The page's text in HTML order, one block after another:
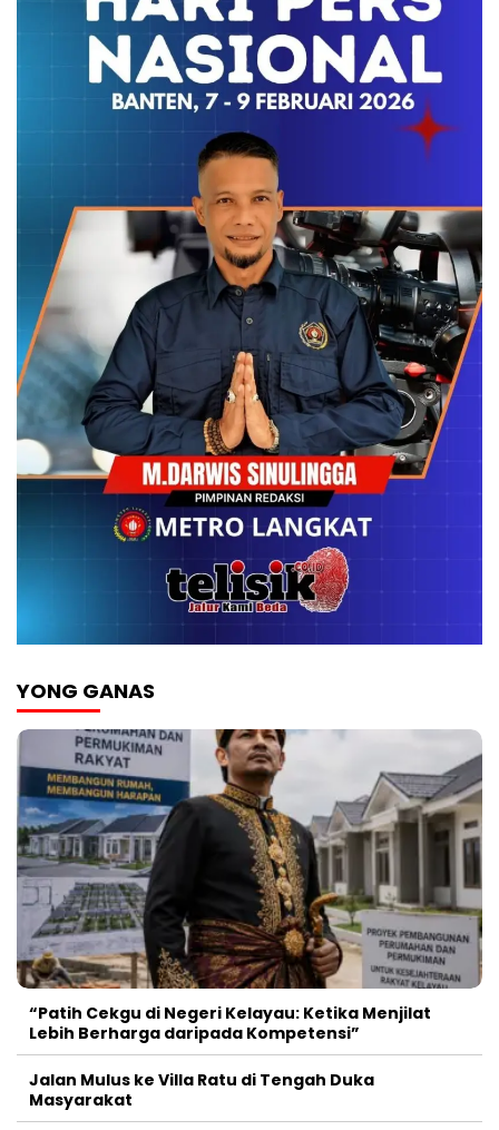
YONG GANAS
“Patih Cekgu di Negeri Kelayau: Ketika Menjilat
Lebih Berharga daripada Kompetensi”
Jalan Mulus ke Villa Ratu di Tengah Duka
Masyarakat